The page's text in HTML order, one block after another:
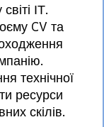
ІТ.
CV та
технічної
ресурси
скілів.